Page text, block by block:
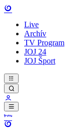
Live
Archív
TV Program
JOJ 24
JOJ Šport